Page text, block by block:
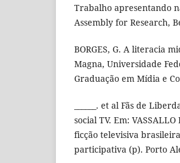
Trabalho apresentando
Assembly for Research,
BORGES, G. A literacia
Magna, Universidade
Graduação em Mídia e
______. et al Fãs de
social TV. Em:
ficção televisiva
participativa (p). Porto